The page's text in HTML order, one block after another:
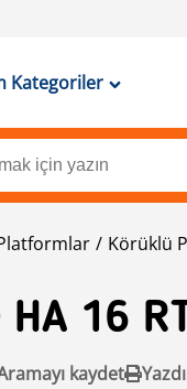
Kategoriler
Körüklü
HA 16
kaydet